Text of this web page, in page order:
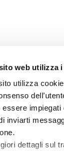
web utilizza
utilizza
essere
inviarti
dettagli sul